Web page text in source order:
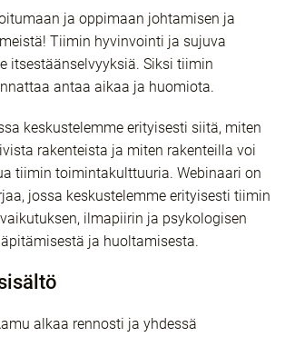
ja oppimaan johtamisen ja
Tiimin hyvinvointi ja sujuva
itsestäänselvyyksiä. Siksi tiimin
antaa aikaa ja huomiota.
keskustelemme erityisesti siitä, miten
rakenteista ja miten rakenteilla voi
tiimin toimintakulttuuria. Webinaari on
jossa keskustelemme erityisesti tiimin
ilmapiirin ja psykologisen
ja huoltamisesta.
alkaa rennosti ja yhdessä